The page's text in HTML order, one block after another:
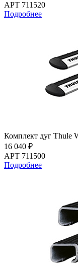
АРТ 711520
Подробнее
Комплект дуг Thule
16 040 ₽
АРТ 711500
Подробнее